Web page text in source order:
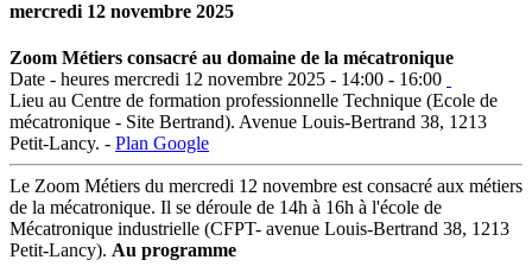
mercredi 12 novembre 2025
Zoom Métiers consacré au domaine de la mécatronique
Date - heures mercredi 12 novembre 2025 - 14:00 - 16:00
Lieu au Centre de formation professionnelle Technique (Ecole de
mécatronique - Site Bertrand). Avenue Louis-Bertrand 38, 1213
Petit-Lancy. - Plan Google
Le Zoom Métiers du mercredi 12 novembre est consacré aux métiers
de la mécatronique. Il se déroule de 14h à 16h à l'école de
Mécatronique industrielle (CFPT- avenue Louis-Bertrand 38, 1213
Petit-Lancy). Au programme